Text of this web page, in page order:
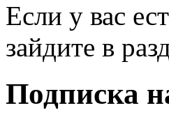
Если у вас
зайдите в
Подписка